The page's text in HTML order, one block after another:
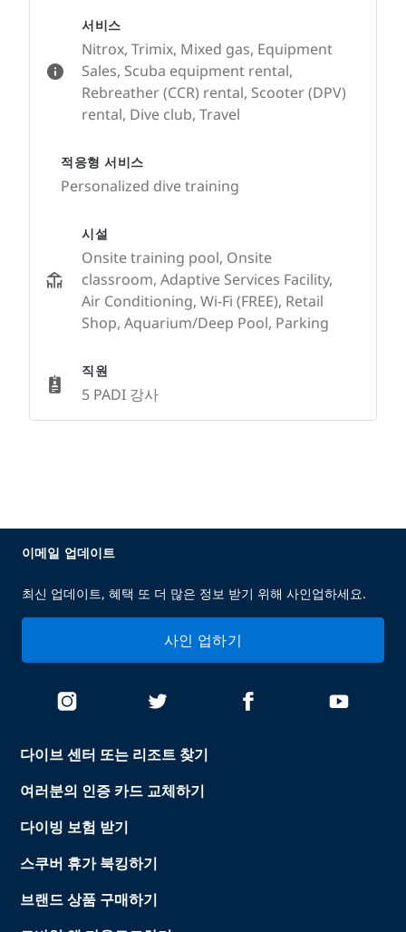
서비스
Nitrox, Trimix, Mixed gas, Equipment
Sales, Scuba equipment rental,
Rebreather (CCR) rental, Scooter (DPV)
rental, Dive club, Travel
적응형 서비스
Personalized dive training
시설
Onsite training pool, Onsite
classroom, Adaptive Services Facility,
Air Conditioning, Wi-Fi (FREE), Retail
Shop, Aquarium/Deep Pool, Parking
직원
5 PADI 강사
다이브 센터 또는 리조트 찾기
여러분의 인증 카드 교체하기
다이빙 보험 받기
스쿠버 휴가 북킹하기
브랜드 상품 구매하기
이메일 업데이트
최신 업데이트, 혜택 또 더 많은 정보 받기 위해 사인업하세요.
사인 업하기